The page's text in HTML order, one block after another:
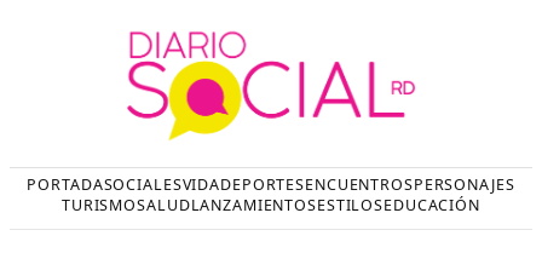
PORTADASOCIALESVIDADEPORTESENCUENTROSPERSONAJES
TURISMOSALUDLANZAMIENTOSESTILOSEDUCACIÓN